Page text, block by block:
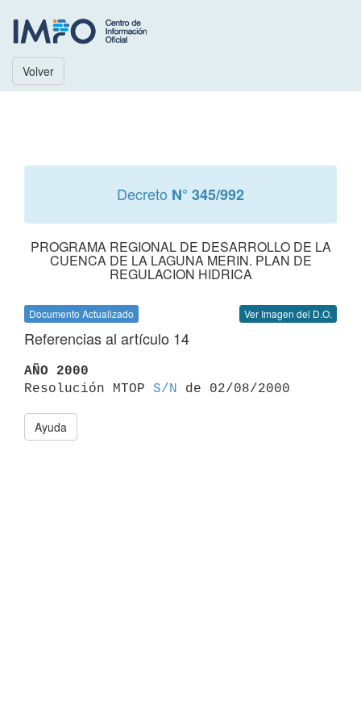
Volver
Decreto N° 345/992
PROGRAMA REGIONAL DE DESARROLLO DE LA
CUENCA DE LA LAGUNA MERIN. PLAN DE
REGULACION HIDRICA
Documento Actualizado Ver Imagen del D.O.
Referencias al artículo 14
AÑO 2000
Resolución MTOP S/N
Ayuda